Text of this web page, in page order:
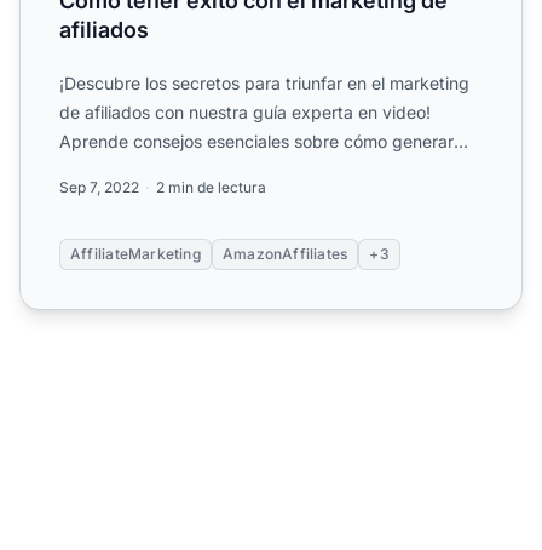
afiliados
¡Descubre los secretos para triunfar en el marketing
de afiliados con nuestra guía experta en video!
Aprende consejos esenciales sobre cómo generar
Sep 7, 2022 2 min de lectura
AffiliateMarketing AmazonAffiliates +3